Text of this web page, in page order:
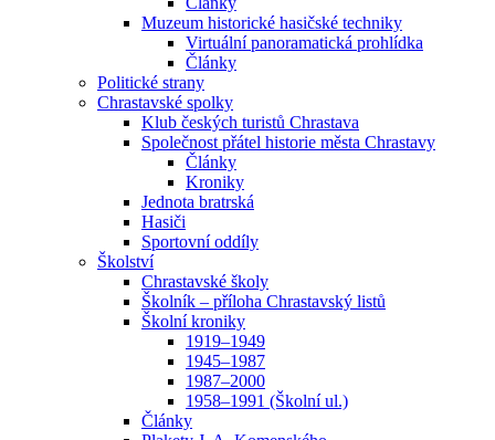
Muzeum historické hasičské techniky
Virtuální panoramatická prohlídka
Články
Politické strany
Chrastavské spolky
Klub českých turistů Chrastava
Společnost přátel historie města Chrastavy
Články
Kroniky
Jednota bratrská
Hasiči
Sportovní oddíly
Školství
Chrastavské školy
Školník – příloha Chrastavský listů
Školní kroniky
1919–1949
1945–1987
1987–2000
1958–1991 (Školní ul.)
Články